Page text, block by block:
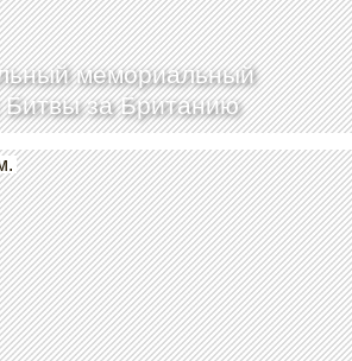
мемориальный
Битвы за Британию